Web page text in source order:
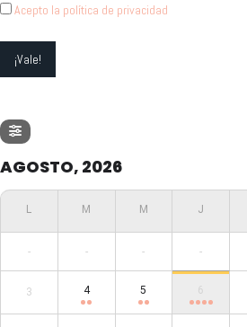
Acepto la política de privacidad
AGOSTO, 2026
- - - -
3 4 5 6